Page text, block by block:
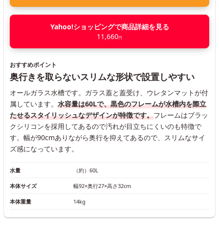
Yahoo!ショッピングで商品詳細を見る
11,660円
おすすめポイント
奥行きを取らないスリムな形状で設置しやすい
オールガラス水槽です。ガラス蓋と蓋受け、ウレタンマットが付
属しています。 水容量は60Lで、黒色のフレームが水槽内を際立
たせるスタイリッシュなデザインが特徴です。フレームはブラッ
クシリコンを採用してあるので汚れが目立ちにくいのも特徴で
す。幅が90cmありながら奥行を抑えてあるので、スリムなサイ
ズ感になっています。
水量 （約）60L
本体サイズ 幅92×奥行27×高さ32cm
本体重量 14kg